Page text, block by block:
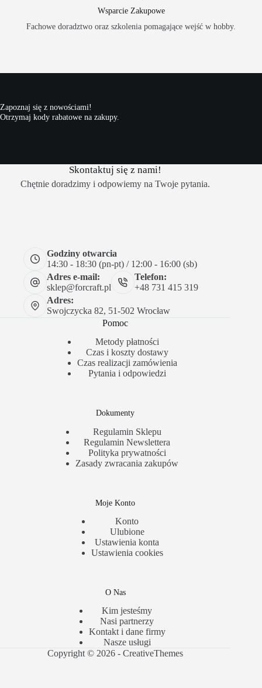
Wsparcie Zakupowe
Fachowe doradztwo oraz szkolenia pomagające wejść w hobby.
Zapoznaj się z nowościami!
Otrzymaj kody rabatowe na zakupy.
Skontaktuj się z nami!
Chętnie doradzimy i odpowiemy na Twoje pytania.
Godziny otwarcia
14:30 - 18:30 (pn-pt) / 12:00 - 16:00 (sb)
Adres e-mail:
sklep@forcraft.pl
Telefon:
+48 731 415 319
Adres:
Swojczycka 82, 51-502 Wrocław
Pomoc
Metody płatności
Czas i koszty dostawy
Czas realizacji zamówienia
Pytania i odpowiedzi
Dokumenty
Regulamin Sklepu
Regulamin Newslettera
Polityka prywatności
Zasady zwracania zakupów
Moje Konto
Konto
Ulubione
Ustawienia konta
Ustawienia cookies
O Nas
Kim jesteśmy
Nasi partnerzy
Kontakt i dane firmy
Nasze usługi
Copyright © 2026 -CreativeThemes